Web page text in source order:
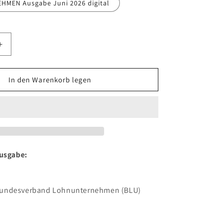
Ausgabe Juni 2026 digital
Erhöhe
fürIn den Warenkorb legen
Lohnunternehmen (BLU)